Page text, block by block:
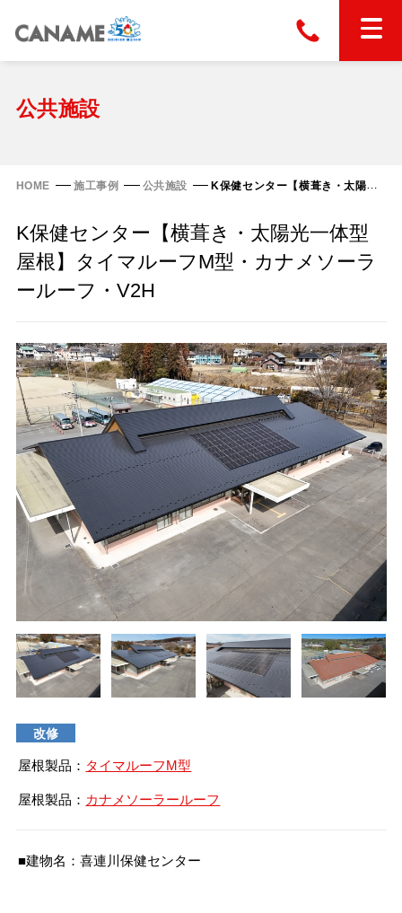
ホーム
スタンディングロック
富士ライン55
FHR-2000
フラットライン
エコウェーブ
横葺き屋根
カナディー
タイマルーフ M型
タイマルーフ F25
タイマルーフ T型
カナメ一文字葺き
カナメルーフ
洋瓦王(ヨウガオウ)
通気断熱工法
Vi65
Vi65 PLUS
Vi75・Vi125
Viカバー50
換気棟システム
換気棟システム
デザイン軒樋
カナメシャープ樋
屋根の改修
技術情報
ダウンロード
お問い合わせ
公共施設
HOME 施工事例 公共施設 K保健センター【横葺き・太陽光一体型屋根】タイマルーフM型・カナメソーラールーフ・V2H
K保健センター【横葺き・太陽光一体型
屋根】タイマルーフM型・カナメソーラ
ールーフ・V2H
改修
屋根製品： タイマルーフM型
屋根製品： カナメソーラールーフ
■建物名：喜連川保健センター